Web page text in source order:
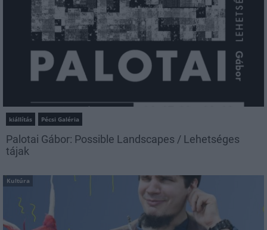
kiállítás Pécsi Galéria
Palotai Gábor: Possible Landscapes / Lehetséges
tájak
Kultúra